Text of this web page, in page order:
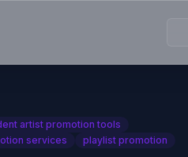
artist promotion tools
services
playlist promotion